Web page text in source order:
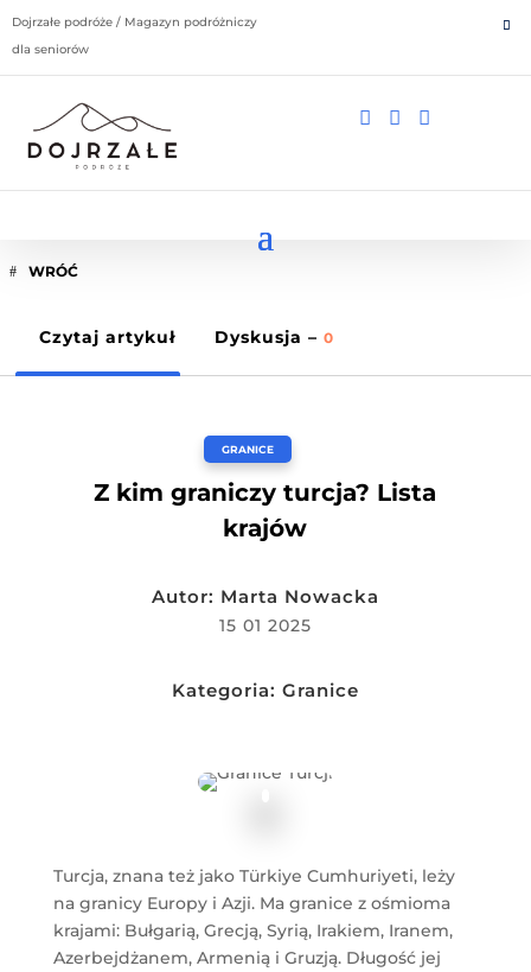
Dojrzałe podróże / Magazyn podróżniczy
dla seniorów
  
WRÓĆ
Czytaj artykuł Dyskusja – 0
GRANICE
Z kim graniczy turcja? Lista
krajów
Autor: Marta Nowacka
15 01 2025
Kategoria: Granice
Turcja, znana też jako Türkiye Cumhuriyeti, leży
na granicy Europy i Azji. Ma granice z ośmioma
krajami: Bułgarią, Grecją, Syrią, Irakiem, Iranem,
Azerbejdżanem, Armenią i Gruzją. Długość jej